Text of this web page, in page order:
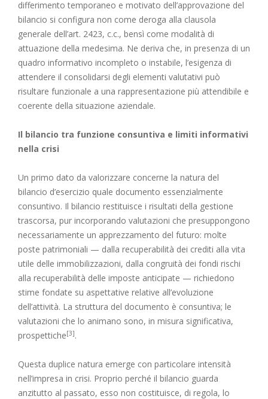
differimento temporaneo e motivato dell’approvazione del
bilancio si configura non come deroga alla clausola
generale dell’art. 2423, c.c., bensì come modalità di
attuazione della medesima. Ne deriva che, in presenza di un
quadro informativo incompleto o instabile, l’esigenza di
attendere il consolidarsi degli elementi valutativi può
risultare funzionale a una rappresentazione più attendibile e
coerente della situazione aziendale.
Il bilancio tra funzione consuntiva e limiti informativi
nella crisi
Un primo dato da valorizzare concerne la natura del
bilancio d’esercizio quale documento essenzialmente
consuntivo. Il bilancio restituisce i risultati della gestione
trascorsa, pur incorporando valutazioni che presuppongono
necessariamente un apprezzamento del futuro: molte
poste patrimoniali — dalla recuperabilità dei crediti alla vita
utile delle immobilizzazioni, dalla congruità dei fondi rischi
alla recuperabilità delle imposte anticipate — richiedono
stime fondate su aspettative relative all’evoluzione
dell’attività. La struttura del documento è consuntiva; le
valutazioni che lo animano sono, in misura significativa,
prospettiche[3].
Questa duplice natura emerge con particolare intensità
nell’impresa in crisi. Proprio perché il bilancio guarda
anzitutto al passato, esso non costituisce, di regola, lo